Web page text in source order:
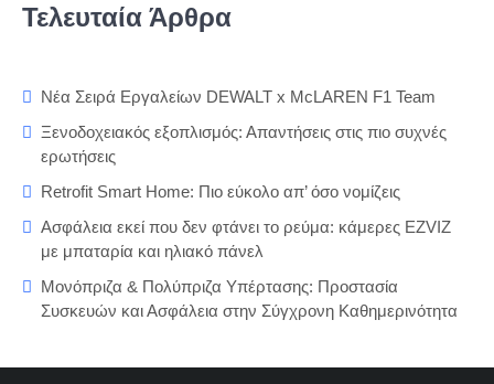
Τελευταία Άρθρα
Νέα Σειρά Εργαλείων DEWALT x McLAREN F1 Team
Ξενοδοχειακός εξοπλισμός: Απαντήσεις στις πιο συχνές
ερωτήσεις
Retrofit Smart Home: Πιο εύκολο απ’ όσο νομίζεις
Ασφάλεια εκεί που δεν φτάνει το ρεύμα: κάμερες EZVIZ
με μπαταρία και ηλιακό πάνελ
Μονόπριζα & Πολύπριζα Υπέρτασης: Προστασία
Συσκευών και Ασφάλεια στην Σύγχρονη Καθημερινότητα